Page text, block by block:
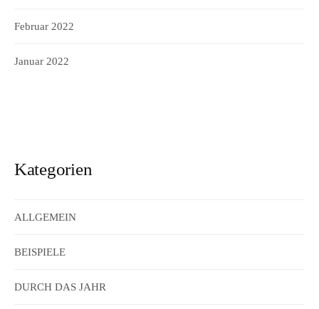
Februar 2022
Januar 2022
Kategorien
ALLGEMEIN
BEISPIELE
DURCH DAS JAHR